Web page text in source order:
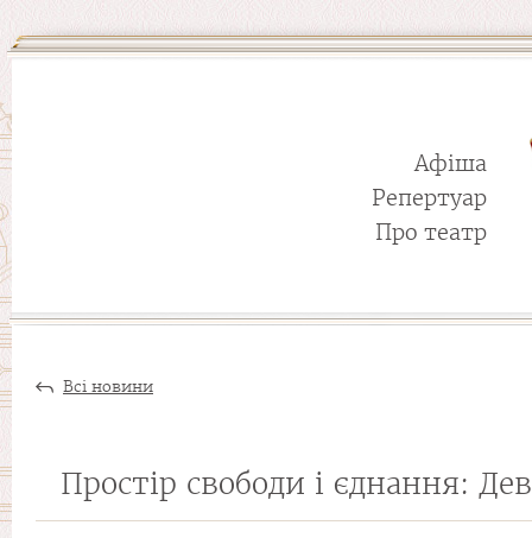
Афіша
Репертуар
Про театр
Всі новини
Простір свободи і єднання: